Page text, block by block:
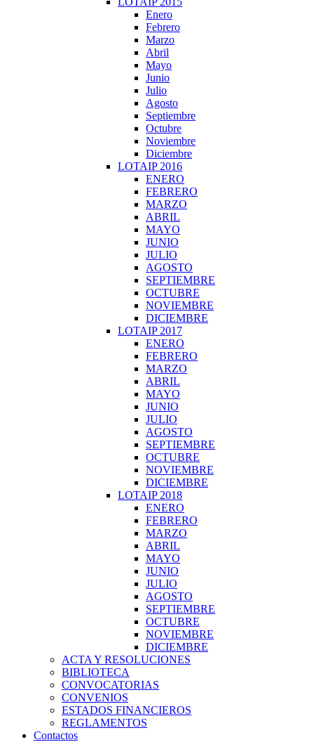
Enero
Febrero
Marzo
Abril
Mayo
Junio
Julio
Agosto
Septiembre
Octubre
Noviembre
Diciembre
LOTAIP 2016
ENERO
FEBRERO
MARZO
ABRIL
MAYO
JUNIO
JULIO
AGOSTO
SEPTIEMBRE
OCTUBRE
NOVIEMBRE
DICIEMBRE
LOTAIP 2017
ENERO
FEBRERO
MARZO
ABRIL
MAYO
JUNIO
JULIO
AGOSTO
SEPTIEMBRE
OCTUBRE
NOVIEMBRE
DICIEMBRE
LOTAIP 2018
ENERO
FEBRERO
MARZO
ABRIL
MAYO
JUNIO
JULIO
AGOSTO
SEPTIEMBRE
OCTUBRE
NOVIEMBRE
DICIEMBRE
ACTA Y RESOLUCIONES
BIBLIOTECA
CONVOCATORIAS
CONVENIOS
ESTADOS FINANCIEROS
REGLAMENTOS
Contactos